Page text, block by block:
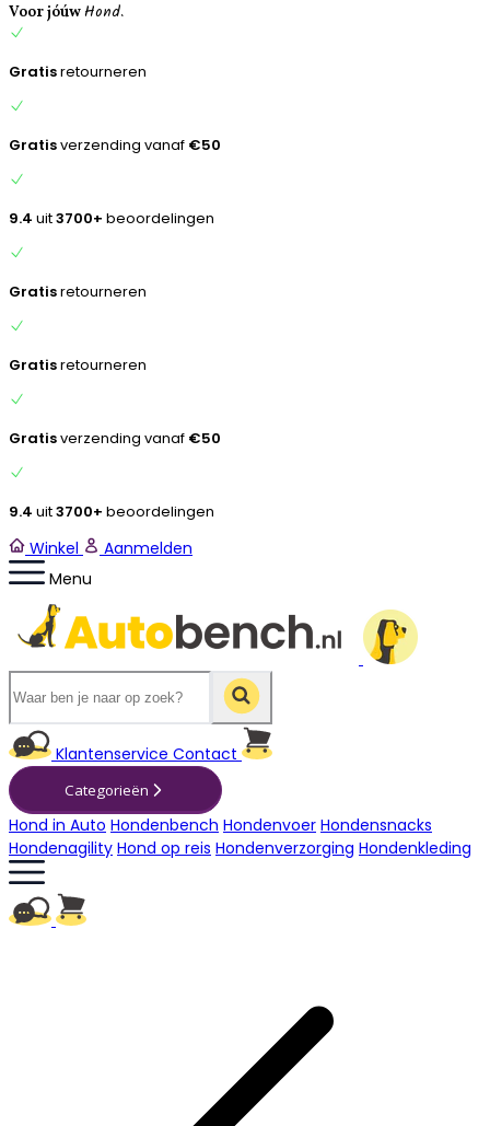
Voor jóúwHond.
Gratisretourneren
Gratisverzending vanaf €50
9.4 uit3700+ beoordelingen
Gratisretourneren
Gratisretourneren
Gratisverzending vanaf €50
9.4 uit3700+ beoordelingen
Winkel
Aanmelden
Menu
Klantenservice Contact
Categorieën
Hond in Auto Hondenbench Hondenvoer Hondensnacks
Hondenagility Hond op reis Hondenverzorging Hondenkleding